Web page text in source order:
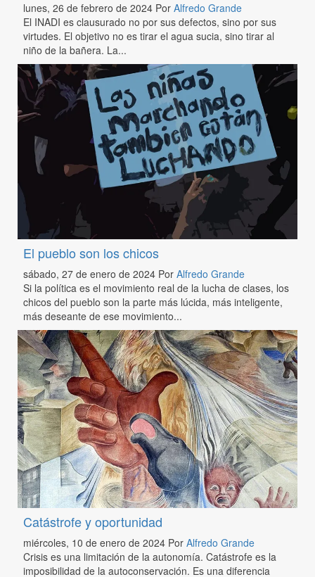
lunes, 26 de febrero de 2024 Por Alfredo Grande
El INADI es clausurado no por sus defectos, sino por sus
virtudes. El objetivo no es tirar el agua sucia, sino tirar al
niño de la bañera. La...
El pueblo son los chicos
sábado, 27 de enero de 2024 Por Alfredo Grande
Si la política es el movimiento real de la lucha de clases, los
chicos del pueblo son la parte más lúcida, más inteligente,
más deseante de ese movimiento...
Catástrofe y oportunidad
miércoles, 10 de enero de 2024 Por Alfredo Grande
Crisis es una limitación de la autonomía. Catástrofe es la
imposibilidad de la autoconservación. Es una diferencia